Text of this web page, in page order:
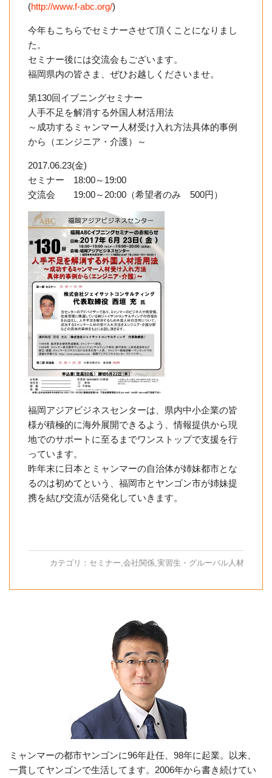
(http://www.f-abc.org/)
今年もこちらでセミナーさせて頂くことになりまし
た。
セミナー後には交流会もございます。
福岡県内の皆さま、ぜひお越しくださいませ。
第130回イブニングセミナー
人手不足を解消する外国人材活用法
～成功するミャンマー人材受け入れ方法具体的事例
から（エンジニア・介護）～
2017.06.23(金)
セミナー 18:00～19:00
交流会 19:00～20:00（希望者のみ 500円）
福岡アジアビジネスセンターは、県内中小企業の皆
様が積極的に海外展開できるよう、情報提供から現
地でのサポートに至るまでワンストップで支援を行
っています。
昨年末に日本とミャンマーの自治体が姉妹都市とな
るのは初めてという、福岡市とヤンゴン市が姉妹提
携を結び交流が活発化していきます。
カテゴリ： セミナー 会社関係 実習生・グルーバル人材
ミャンマーの都市ヤンゴンに96年赴任、98年に起業。以来、
一貫してヤンゴンで生活してます。2006年から書き続けてい